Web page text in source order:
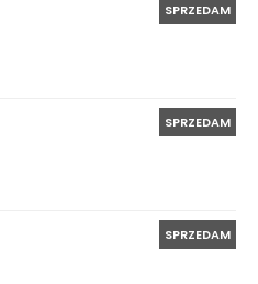
SPRZEDAM
SPRZEDAM
SPRZEDAM